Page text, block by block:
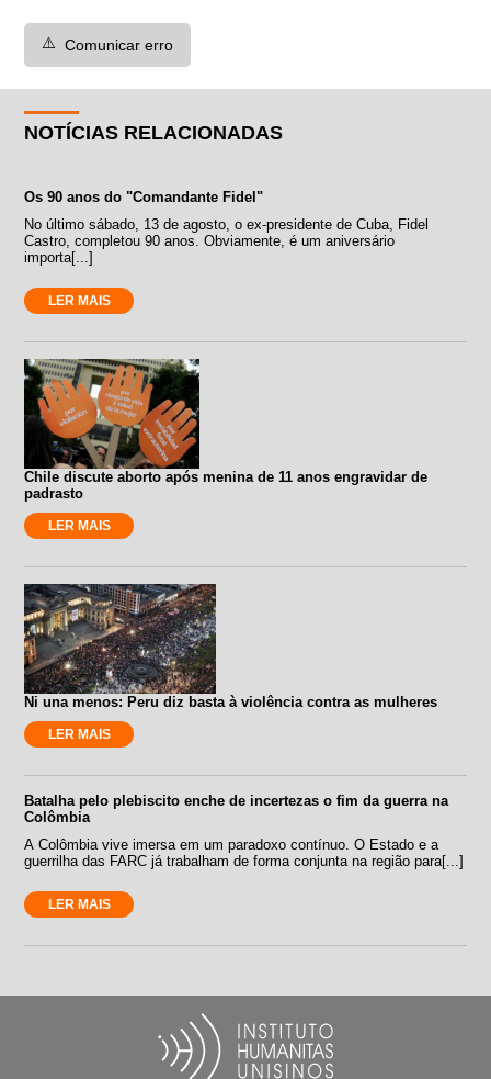
⚠️ Comunicar erro
NOTÍCIAS RELACIONADAS
Os 90 anos do "Comandante Fidel"
No último sábado, 13 de agosto, o ex-presidente de Cuba, Fidel
Castro, completou 90 anos. Obviamente, é um aniversário
importa[...]
LER MAIS
Chile discute aborto após menina de 11 anos engravidar de
padrasto
LER MAIS
Ni una menos: Peru diz basta à violência contra as mulheres
LER MAIS
Batalha pelo plebiscito enche de incertezas o fim da guerra na
Colômbia
A Colômbia vive imersa em um paradoxo contínuo. O Estado e a
guerrilha das FARC já trabalham de forma conjunta na região para[...]
LER MAIS